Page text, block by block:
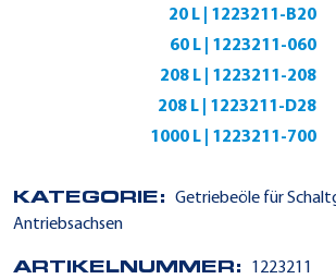
20 L | 1223211-B20
60 L | 1223211-060
208 L | 1223211-208
208 L | 1223211-D28
1000 L | 1223211-700
KATEGORIE: Getriebeöle für
Antriebsachsen
ARTIKELNUMMER: 1223211